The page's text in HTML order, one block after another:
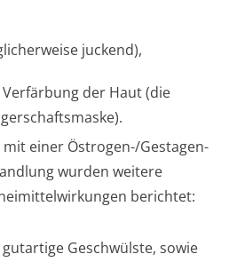
juckend),
der Haut (die
einer Östrogen-/Gestagen-
wurden weitere
berichtet:
Geschwülste, sowie